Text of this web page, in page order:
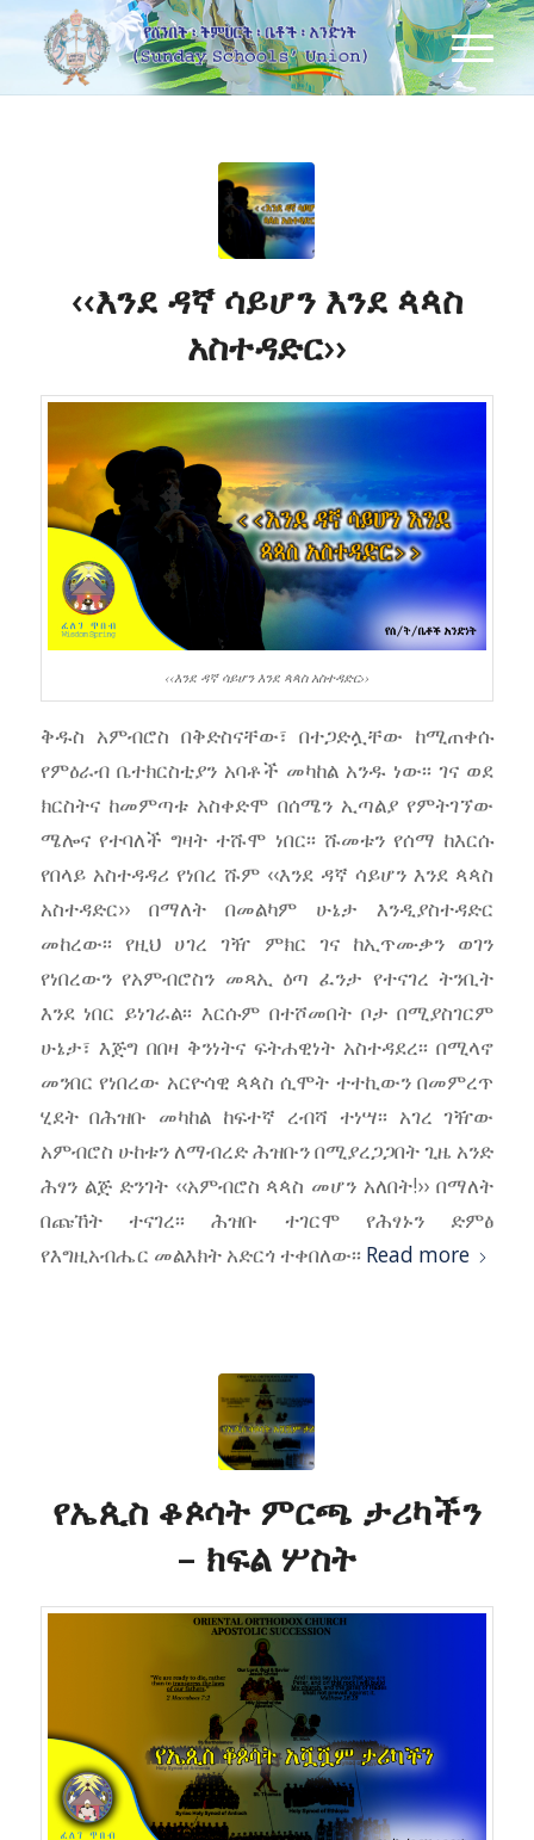
‹‹እንደ ዳኛ ሳይሆን እንደ ጳጳስ
አስተዳድር››
‹‹እንደ ዳኛ ሳይሆን እንደ ጳጳስ አስተዳድር››
ቅዱስ አምብሮስ በቅድስናቸው፣ በተጋድሏቸው ከሚጠቀሱ
የምዕራብ ቤተክርስቲያን አባቶች መካከል አንዱ ነው፡፡ ገና ወደ
ክርስትና ከመምጣቱ አስቀድሞ በሰሜን ኢጣልያ የምትገኘው
ሜሎና የተባለች ግዛት ተሹሞ ነበር፡፡ ሹመቱን የሰማ ከእርሱ
የበላይ አስተዳዳሪ የነበረ ሹም ‹‹እንደ ዳኛ ሳይሆን እንደ ጳጳስ
አስተዳድር›› በማለት በመልካም ሁኔታ እንዲያስተዳድር
መከረው፡፡ የዚህ ሀገረ ገዥ ምክር ገና ከኢጥሙቃን ወገን
የነበረውን የአምብሮስን መጻኢ ዕጣ ፈንታ የተናገረ ትንቢት
እንደ ነበር ይነገራል፡፡ እርሱም በተሾመበት ቦታ በሚያስገርም
ሁኔታ፣ እጅግ በበዛ ቅንነትና ፍትሐዊነት አስተዳደረ፡፡ በሚላኖ
መንበር የነበረው አርዮሳዊ ጳጳስ ሲሞት ተተኪውን በመምረጥ
ሂደት በሕዝቡ መካከል ከፍተኛ ረብሻ ተነሣ፡፡ አገረ ገዥው
አምብሮስ ሁከቱን ለማብረድ ሕዝቡን በሚያረጋጋበት ጊዜ አንድ
ሕፃን ልጅ ድንገት ‹‹አምብሮስ ጳጳስ መሆን አለበት!›› በማለት
በጩኸት ተናገረ፡፡ ሕዝቡ ተገርሞ የሕፃኑን ድምፅ
የእግዚአብሔር መልእክት አድርጎ ተቀበለው፡፡ Read more
የኤጲስ ቆጶሳት ምርጫ ታሪካችን
– ክፍል ሦስት